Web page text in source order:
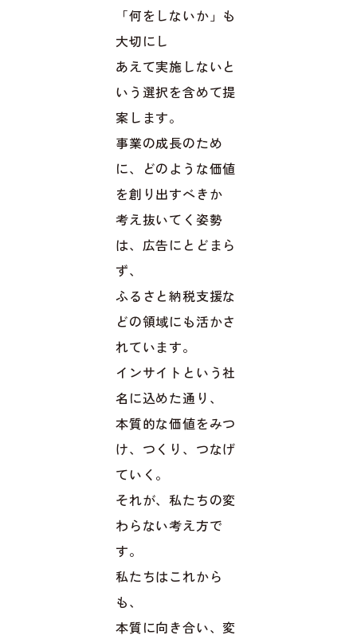
「何をしないか」も
大切にし
あえて実施しないと
いう選択を含めて提
案します。
事業の成長のため
に、どのような価値
を創り出すべきか
考え抜いてく姿勢
は、広告にとどまら
ず、
ふるさと納税支援な
どの領域にも活かさ
れています。
インサイトという社
名に込めた通り、
本質的な価値をみつ
け、つくり、つなげ
ていく。
それが、私たちの変
わらない考え方で
す。
私たちはこれから
も、
本質に向き合い、変